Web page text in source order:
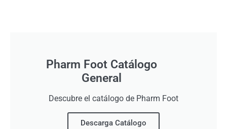
Pharm Foot Catálogo
General
Descubre el catálogo de Pharm Foot
Descarga Catálogo